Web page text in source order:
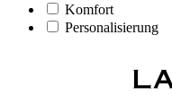
Komfort
Personalisierung